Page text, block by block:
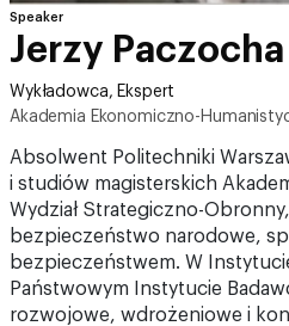
Speaker
Jerzy Paczocha
Wykładowca, Ekspert
Akademia Ekonomiczno-
Absolwent Politechniki
i studiów magisterskich
Wydział Strategiczno-
bezpieczeństwo narodowe,
bezpieczeństwem. W
Państwowym Instytucie
rozwojowe, wdrożeniowe i